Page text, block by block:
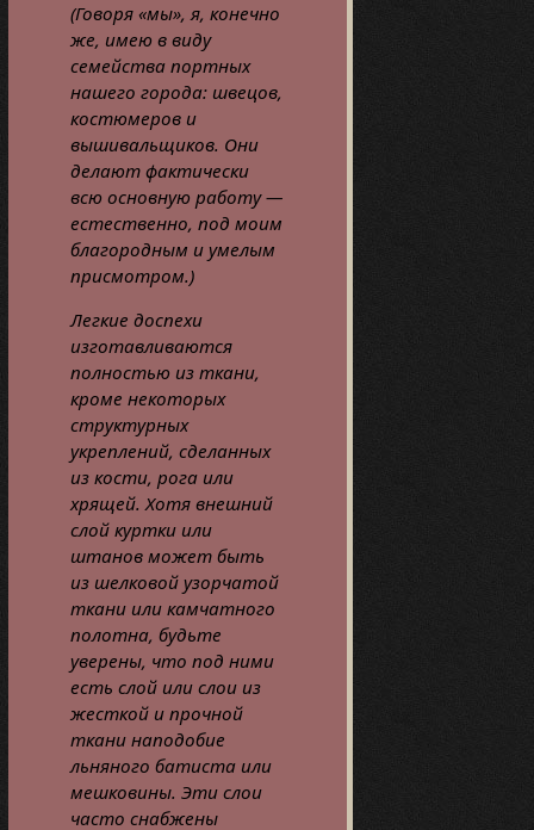
(Говоря «мы», я, конечно
же, имею в виду
семейства портных
нашего города: швецов,
костюмеров и
вышивальщиков. Они
делают фактически
всю основную работу —
естественно, под моим
благородным и умелым
присмотром.)
Легкие доспехи
изготавливаются
полностью из ткани,
кроме некоторых
структурных
укреплений, сделанных
из кости, рога или
хрящей. Хотя внешний
слой куртки или
штанов может быть
из шелковой узорчатой
ткани или камчатного
полотна, будьте
уверены, что под ними
есть слой или слои из
жесткой и прочной
ткани наподобие
льняного батиста или
мешковины. Эти слои
часто снабжены